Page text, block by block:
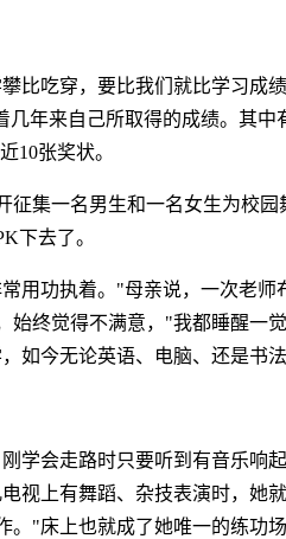
吃穿，要比我们就比学习成
几年来自己所取得的成绩。其
10张奖状。
集一名男生和一名女生为校园
下去了。
功执着。"母亲说，一次老师
始终觉得不满意，"我都睡醒一
如今无论英语、电脑、还是书
会走路时只要听到有音乐响
视上有舞蹈、杂技表演时，她
。"床上也就成了她唯一的练功